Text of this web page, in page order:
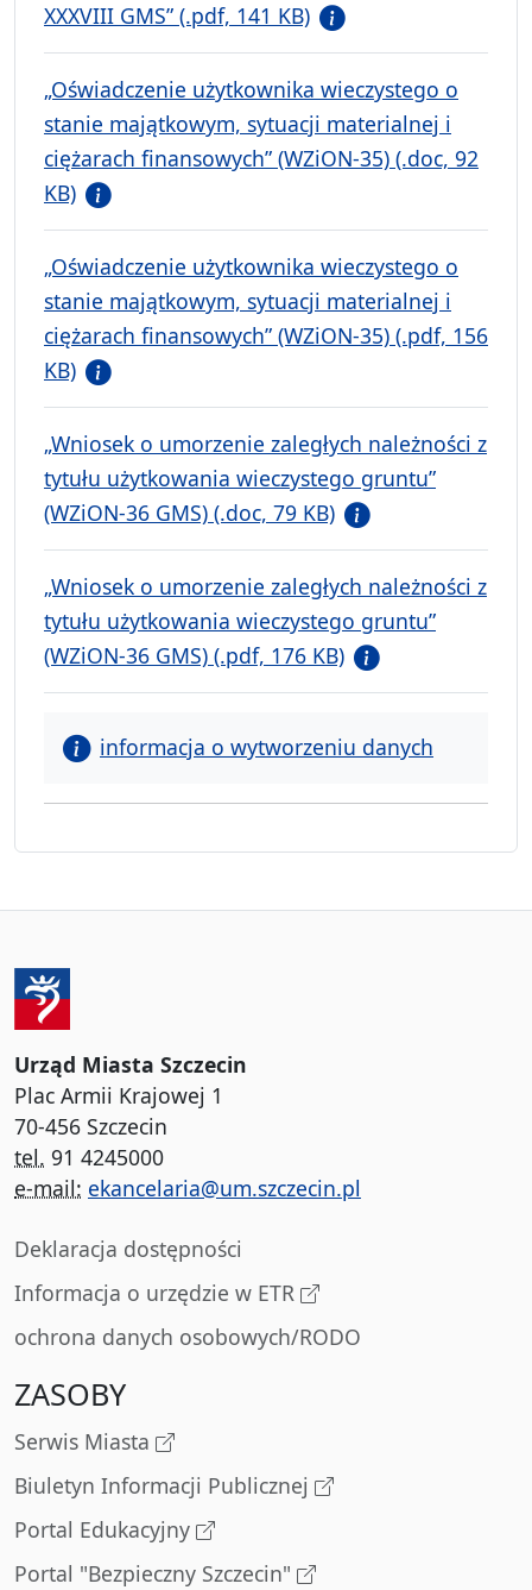
XXXVIII GMS” (.pdf, 141 KB)
„Oświadczenie użytkownika wieczystego o
stanie majątkowym, sytuacji materialnej i
ciężarach finansowych” (WZiON-35) (.doc, 92
KB)
„Oświadczenie użytkownika wieczystego o
stanie majątkowym, sytuacji materialnej i
ciężarach finansowych” (WZiON-35) (.pdf, 156
KB)
„Wniosek o umorzenie zaległych należności z
tytułu użytkowania wieczystego gruntu”
(WZiON-36 GMS) (.doc, 79 KB)
„Wniosek o umorzenie zaległych należności z
tytułu użytkowania wieczystego gruntu”
(WZiON-36 GMS) (.pdf, 176 KB)
informacja o wytworzeniu danych
Urząd Miasta Szczecin
Plac Armii Krajowej 1
70-456 Szczecin
tel. 91 4245000
e-mail: ekancelaria@um.szczecin.pl
Deklaracja dostępności
Informacja o urzędzie w ETR
ochrona danych osobowych/RODO
ZASOBY
Serwis Miasta
Biuletyn Informacji Publicznej
Portal Edukacyjny
Portal "Bezpieczny Szczecin"